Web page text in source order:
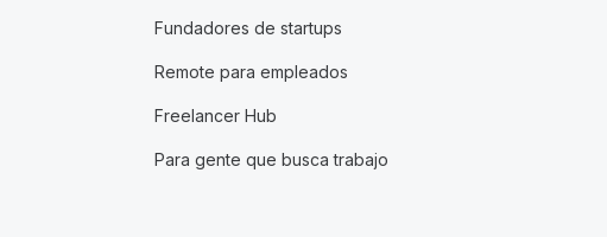
Fundadores de startups
Remote para empleados
Freelancer Hub
Para gente que busca trabajo